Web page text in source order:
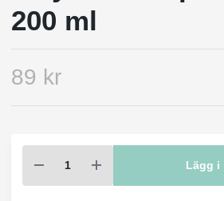
200 ml
89 kr
Lägg i